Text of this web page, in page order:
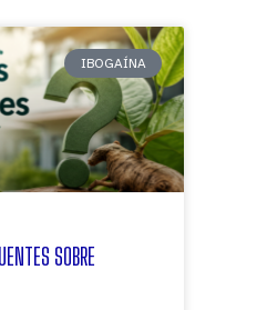
IBOGAÍNA
SOBRE